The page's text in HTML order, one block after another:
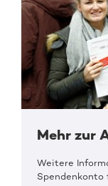
Mehr zur
Weitere
Spendenkonto